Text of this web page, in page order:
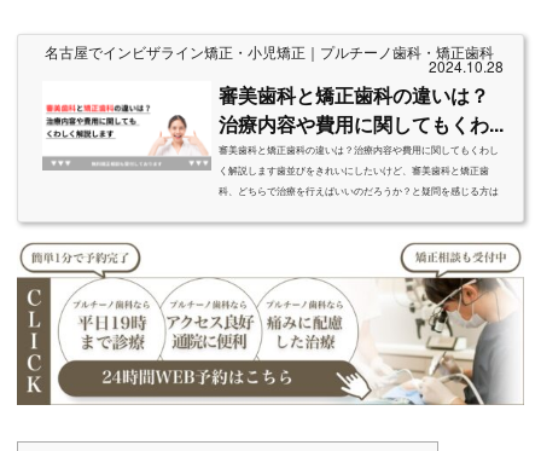
名古屋でインビザライン矯正・小児矯正｜プルチーノ歯科・矯正歯科
2024.10.28
審美歯科と矯正歯科の違いは？
治療内容や費用に関してもくわ...
審美歯科と矯正歯科の違いは？治療内容や費用に関してもくわし
く解説します歯並びをきれいにしたいけど、審美歯科と矯正歯
科、どちらで治療を行えばいいのだろうか？と疑問を感じる方は
でしょう。今回は、名古屋市のプルチーノ歯科・矯正歯科が、審
美歯科と矯正歯科のさまざまな違いについてお話していきます。
審美歯科と矯正歯科の違いとは審美歯科と矯正歯科には治療の目
的に大きな違いがあります。審美歯科...